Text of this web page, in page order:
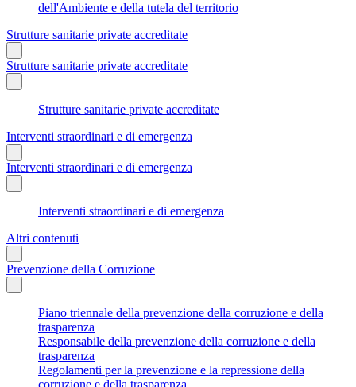
dell'Ambiente e della tutela del territorio
Strutture sanitarie private accreditate
Strutture sanitarie private accreditate
Strutture sanitarie private accreditate
Interventi straordinari e di emergenza
Interventi straordinari e di emergenza
Interventi straordinari e di emergenza
Altri contenuti
Prevenzione della Corruzione
Piano triennale della prevenzione della corruzione e della
trasparenza
Responsabile della prevenzione della corruzione e della
trasparenza
Regolamenti per la prevenzione e la repressione della
corruzione e della trasparenza